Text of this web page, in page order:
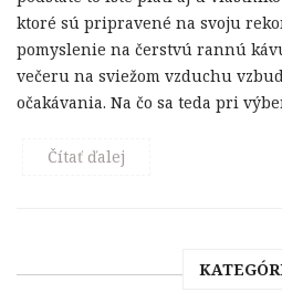
ktoré sú pripravené na svoju
pomyslenie na čerstvú rannú
večeru na sviežom vzduchu
očakávania. Na čo sa teda pri
Čítať ďalej